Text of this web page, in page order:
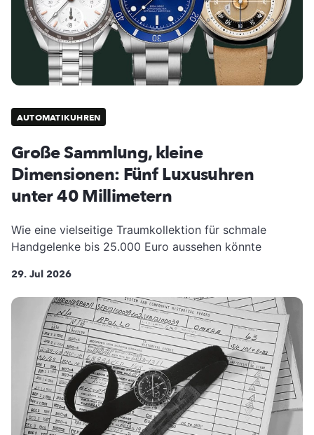
AUTOMATIKUHREN
Große Sammlung, kleine
Dimensionen: Fünf Luxusuhren
unter 40 Millimetern
Wie eine vielseitige Traumkollektion für schmale
Handgelenke bis 25.000 Euro aussehen könnte
29. Jul 2026